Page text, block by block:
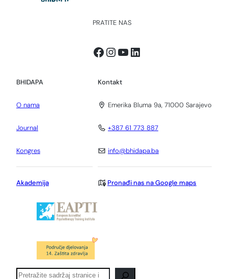
PRATITE NAS
Facebook
Instagram
YouTube
LinkedIn
BHIDAPA
O nama
Journal
Kongres
Akademija
Kontakt
Emerika Bluma 9a, 71000 Sarajevo
+387 61 773 887
info@bhidapa.ba
Pronađi nas na Google maps
Pretraga